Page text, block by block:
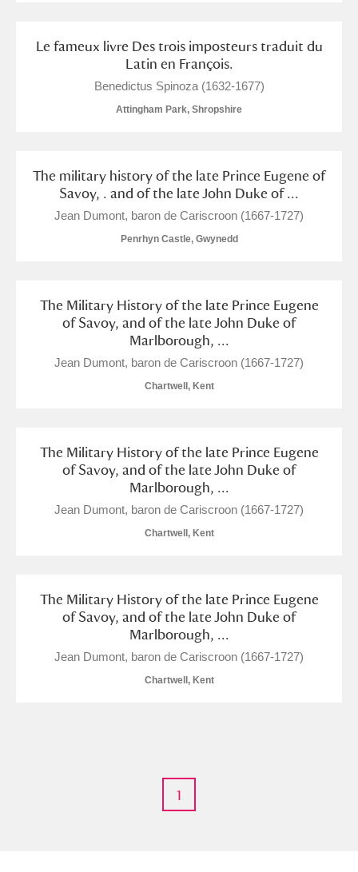
Le fameux livre Des trois imposteurs traduit du
Latin en François.
Benedictus Spinoza (1632-1677)
Attingham Park, Shropshire
The military history of the late Prince Eugene of
Savoy, . and of the late John Duke of ...
Jean Dumont, baron de Cariscroon (1667-1727)
Penrhyn Castle, Gwynedd
The Military History of the late Prince Eugene
of Savoy, and of the late John Duke of
Marlborough, ...
Jean Dumont, baron de Cariscroon (1667-1727)
Chartwell, Kent
The Military History of the late Prince Eugene
of Savoy, and of the late John Duke of
Marlborough, ...
Jean Dumont, baron de Cariscroon (1667-1727)
Chartwell, Kent
The Military History of the late Prince Eugene
of Savoy, and of the late John Duke of
Marlborough, ...
Jean Dumont, baron de Cariscroon (1667-1727)
Chartwell, Kent
1